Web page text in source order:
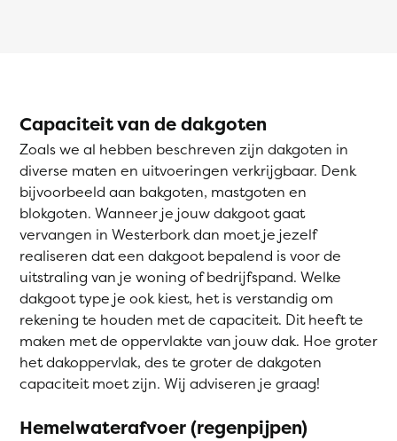
Capaciteit van de dakgoten
Zoals we al hebben beschreven zijn dakgoten in
diverse maten en uitvoeringen verkrijgbaar. Denk
bijvoorbeeld aan bakgoten, mastgoten en
blokgoten. Wanneer je jouw dakgoot gaat
vervangen in Westerbork dan moet je jezelf
realiseren dat een dakgoot bepalend is voor de
uitstraling van je woning of bedrijfspand. Welke
dakgoot type je ook kiest, het is verstandig om
rekening te houden met de capaciteit. Dit heeft te
maken met de oppervlakte van jouw dak. Hoe groter
het dakoppervlak, des te groter de dakgoten
capaciteit moet zijn. Wij adviseren je graag!
Hemelwaterafvoer (regenpijpen)